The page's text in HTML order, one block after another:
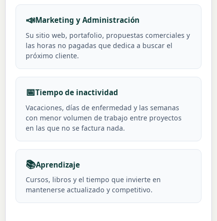
📣Marketing y Administración
Su sitio web, portafolio, propuestas comerciales y
las horas no pagadas que dedica a buscar el
próximo cliente.
📅Tiempo de inactividad
Vacaciones, días de enfermedad y las semanas
con menor volumen de trabajo entre proyectos
en las que no se factura nada.
📚Aprendizaje
Cursos, libros y el tiempo que invierte en
mantenerse actualizado y competitivo.